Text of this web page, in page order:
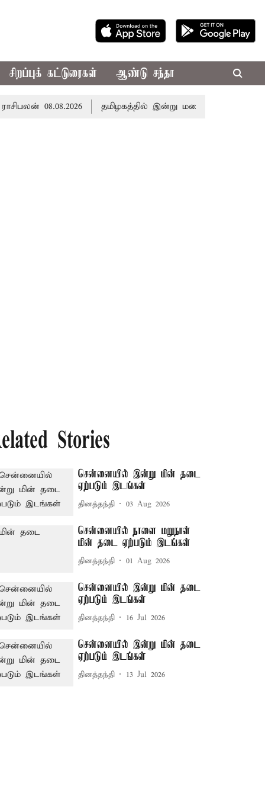
சிறப்புக் கட்டுரைகள் ஆண்டு சந்தா
08.08.2026 தமிழகத்தில் இன்று மழைக்கு
Stories
சென்னையில் இன்று மின் தடை
ஏற்படும் இடங்கள்
தினத்தந்தி 03 Aug 2026
சென்னையில் நாளை மறுநாள்
மின் தடை ஏற்படும் இடங்கள்
தினத்தந்தி 01 Aug 2026
சென்னையில் இன்று மின் தடை
ஏற்படும் இடங்கள்
தினத்தந்தி 16 Jul 2026
சென்னையில் இன்று மின் தடை
ஏற்படும் இடங்கள்
தினத்தந்தி 13 Jul 2026